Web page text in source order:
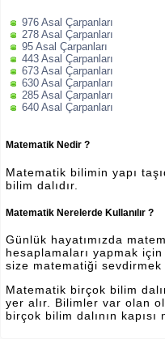
976 Asal Çarpanları
278 Asal Çarpanları
95 Asal Çarpanları
443 Asal Çarpanları
673 Asal Çarpanları
630 Asal Çarpanları
285 Asal Çarpanları
640 Asal Çarpanları
Matematik Nedir ?
Matematik bilimin yapı
bilim dalıdır.
Matematik Nerelerde Kullanılır ?
Günlük hayatımızda
hesaplamaları yapmak
size matematiği sevdirmek
Matematik birçok bilim
yer alır. Bilimler var olan
birçok bilim dalının